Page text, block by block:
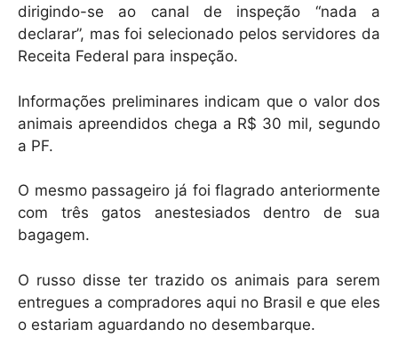
dirigindo-se ao canal de inspeção “nada a
declarar”, mas foi selecionado pelos servidores da
Receita Federal para inspeção.
Informações preliminares indicam que o valor dos
animais apreendidos chega a R$ 30 mil, segundo
a PF.
O mesmo passageiro já foi flagrado anteriormente
com três gatos anestesiados dentro de sua
bagagem.
O russo disse ter trazido os animais para serem
entregues a compradores aqui no Brasil e que eles
o estariam aguardando no desembarque.